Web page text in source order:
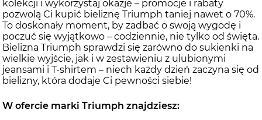
kolekcji i wykorzystaj okazje – promocje i rabaty
pozwolą Ci kupić bieliznę Triumph taniej nawet o 70%.
To doskonały moment, by zadbać o swoją wygodę i
poczuć się wyjątkowo – codziennie, nie tylko od święta.
Bielizna Triumph sprawdzi się zarówno do sukienki na
wielkie wyjście, jak i w zestawieniu z ulubionymi
jeansami i T-shirtem – niech każdy dzień zaczyna się od
bielizny, która dodaje Ci pewności siebie!
W ofercie marki Triumph znajdziesz: